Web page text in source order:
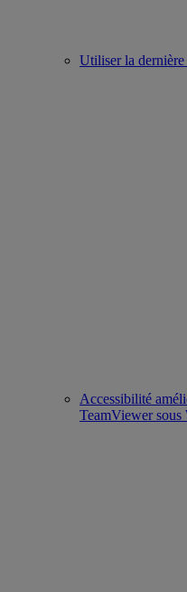
Utiliser la
Accessibilité
TeamViewer sous